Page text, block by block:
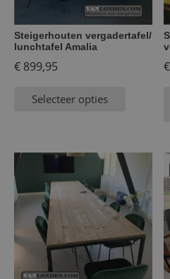
Steigerhouten vergadertafel/
lunchtafel Amalia
€ 899,95
Selecteer opties
€